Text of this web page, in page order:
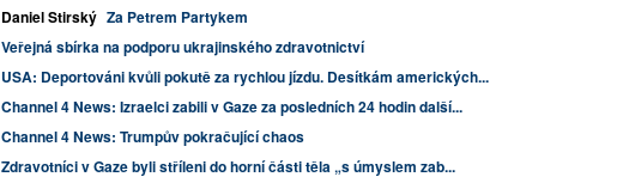
Daniel Stirský Za Petrem Partykem
Veřejná sbírka na podporu ukrajinského zdravotnictví
USA: Deportováni kvůli pokutě za rychlou jízdu. Desítkám amerických...
Channel 4 News: Izraelci zabili v Gaze za posledních 24 hodin další...
Channel 4 News: Trumpův pokračující chaos
Zdravotníci v Gaze byli stříleni do horní části těla „s úmyslem zab...